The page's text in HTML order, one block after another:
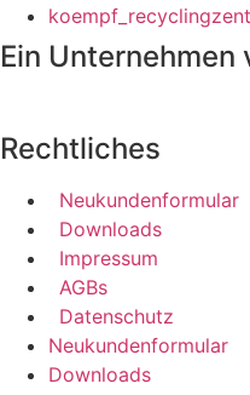
Ein Unternehmen
Rechtliches
Neukundenformular
Downloads
Impressum
AGBs
Datenschutz
Neukundenformular
Downloads